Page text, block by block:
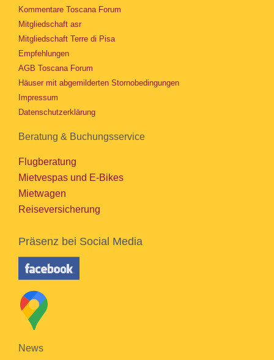
Kommentare Toscana Forum
Mitgliedschaft asr
Mitgliedschaft Terre di Pisa
Empfehlungen
AGB Toscana Forum
Häuser mit abgemilderten Stornobedingungen
Impressum
Datenschutzerklärung
Beratung & Buchungsservice
Flugberatung
Mietvespas und E-Bikes
Mietwagen
Reiseversicherung
Präsenz bei Social Media
News